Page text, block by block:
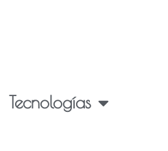
Tecnologías